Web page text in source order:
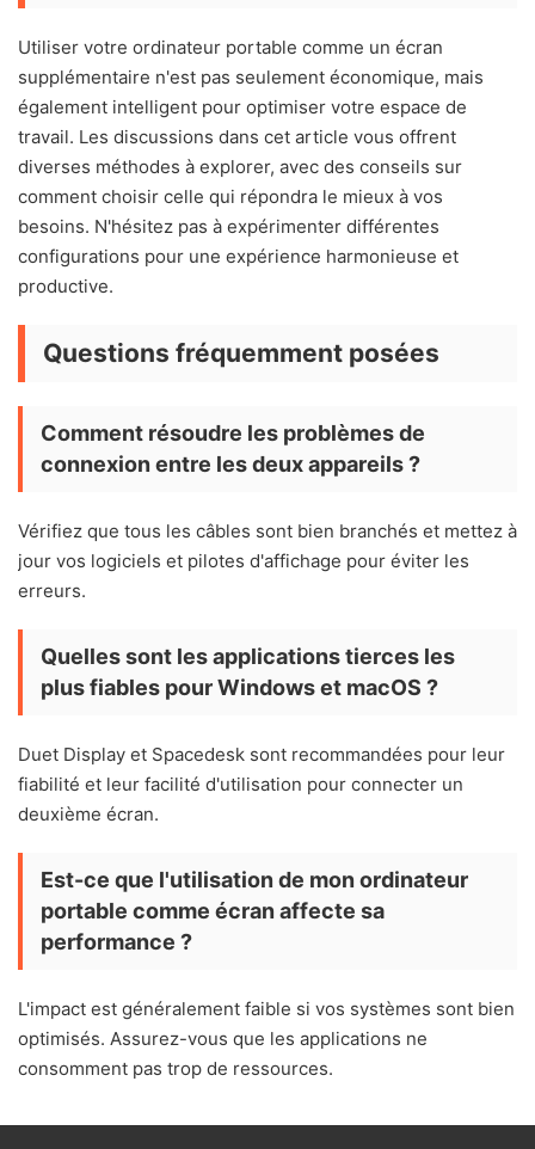
Utiliser votre ordinateur portable comme un écran
supplémentaire n'est pas seulement économique, mais
également intelligent pour optimiser votre espace de
travail. Les discussions dans cet article vous offrent
diverses méthodes à explorer, avec des conseils sur
comment choisir celle qui répondra le mieux à vos
besoins. N'hésitez pas à expérimenter différentes
configurations pour une expérience harmonieuse et
productive.
Questions fréquemment posées
Comment résoudre les problèmes de
connexion entre les deux appareils ?
Vérifiez que tous les câbles sont bien branchés et mettez à
jour vos logiciels et pilotes d'affichage pour éviter les
erreurs.
Quelles sont les applications tierces les
plus fiables pour Windows et macOS ?
Duet Display et Spacedesk sont recommandées pour leur
fiabilité et leur facilité d'utilisation pour connecter un
deuxième écran.
Est-ce que l'utilisation de mon ordinateur
portable comme écran affecte sa
performance ?
L'impact est généralement faible si vos systèmes sont bien
optimisés. Assurez-vous que les applications ne
consomment pas trop de ressources.